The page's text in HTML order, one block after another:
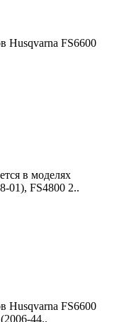
Husqvarna FS6600
в моделях
01), FS4800 2..
Husqvarna FS6600
44..